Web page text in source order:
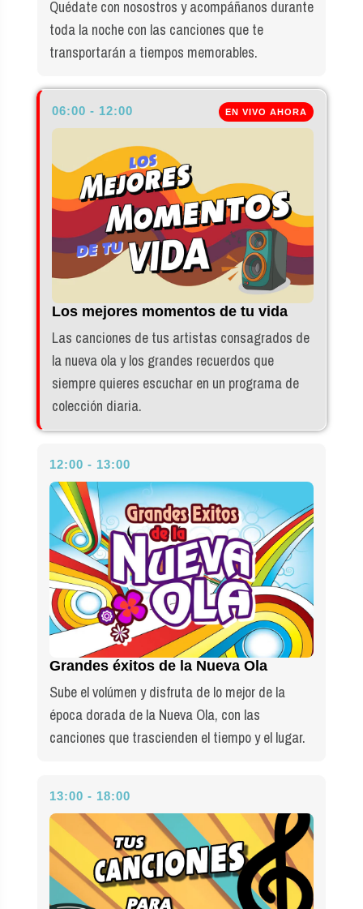
Quédate con nosostros y acompáñanos durante
toda la noche con las canciones que te
transportarán a tiempos memorables.
06:00 - 12:00
Los mejores momentos de tu vida
Las canciones de tus artistas consagrados de
la nueva ola y los grandes recuerdos que
siempre quieres escuchar en un programa de
colección diaria.
12:00 - 13:00
Grandes éxitos de la Nueva Ola
Sube el volúmen y disfruta de lo mejor de la
época dorada de la Nueva Ola, con las
canciones que trascienden el tiempo y el lugar.
13:00 - 18:00